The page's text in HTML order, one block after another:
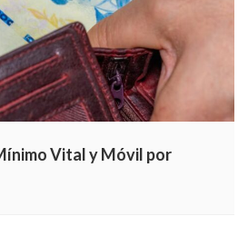
Vital y Móvil por